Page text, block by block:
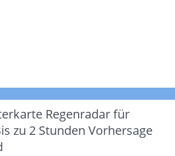
Regenradar für
zu 2 Stunden Vorhersage